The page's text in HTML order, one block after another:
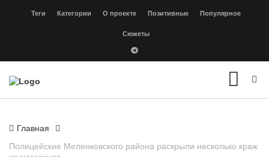
Теги Категории О проекте Позитивные Популярное
Сюжеты
Главная
Полицейские Меленковского района раскрыли несколько краж